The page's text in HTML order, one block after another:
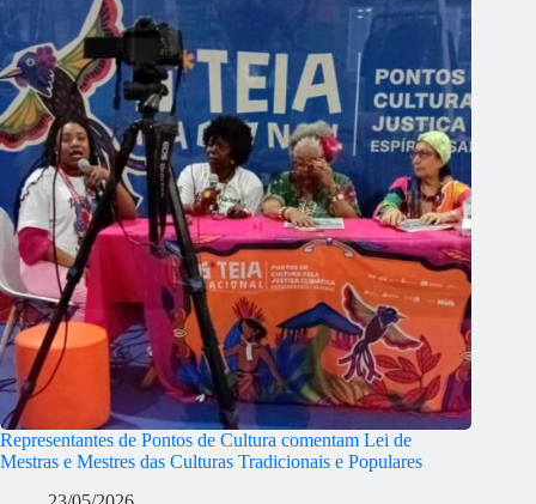
Representantes de Pontos de Cultura comentam Lei de
Mestras e Mestres das Culturas Tradicionais e Populares